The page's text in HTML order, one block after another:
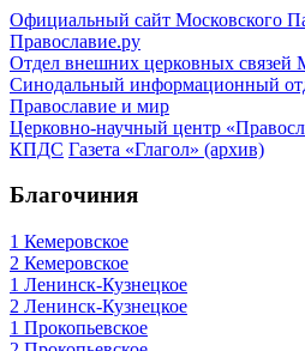
Официальный сайт Московского
Православие.ру
Отдел внешних церковных связей
Синодальный информационный
Православие и мир
Церковно-научный центр
КПДС Газета «Глагол» (архив)
Благочиния
1 Кемеровское
2 Кемеровское
1 Ленинск-Кузнецкое
2 Ленинск-Кузнецкое
1 Прокопьевское